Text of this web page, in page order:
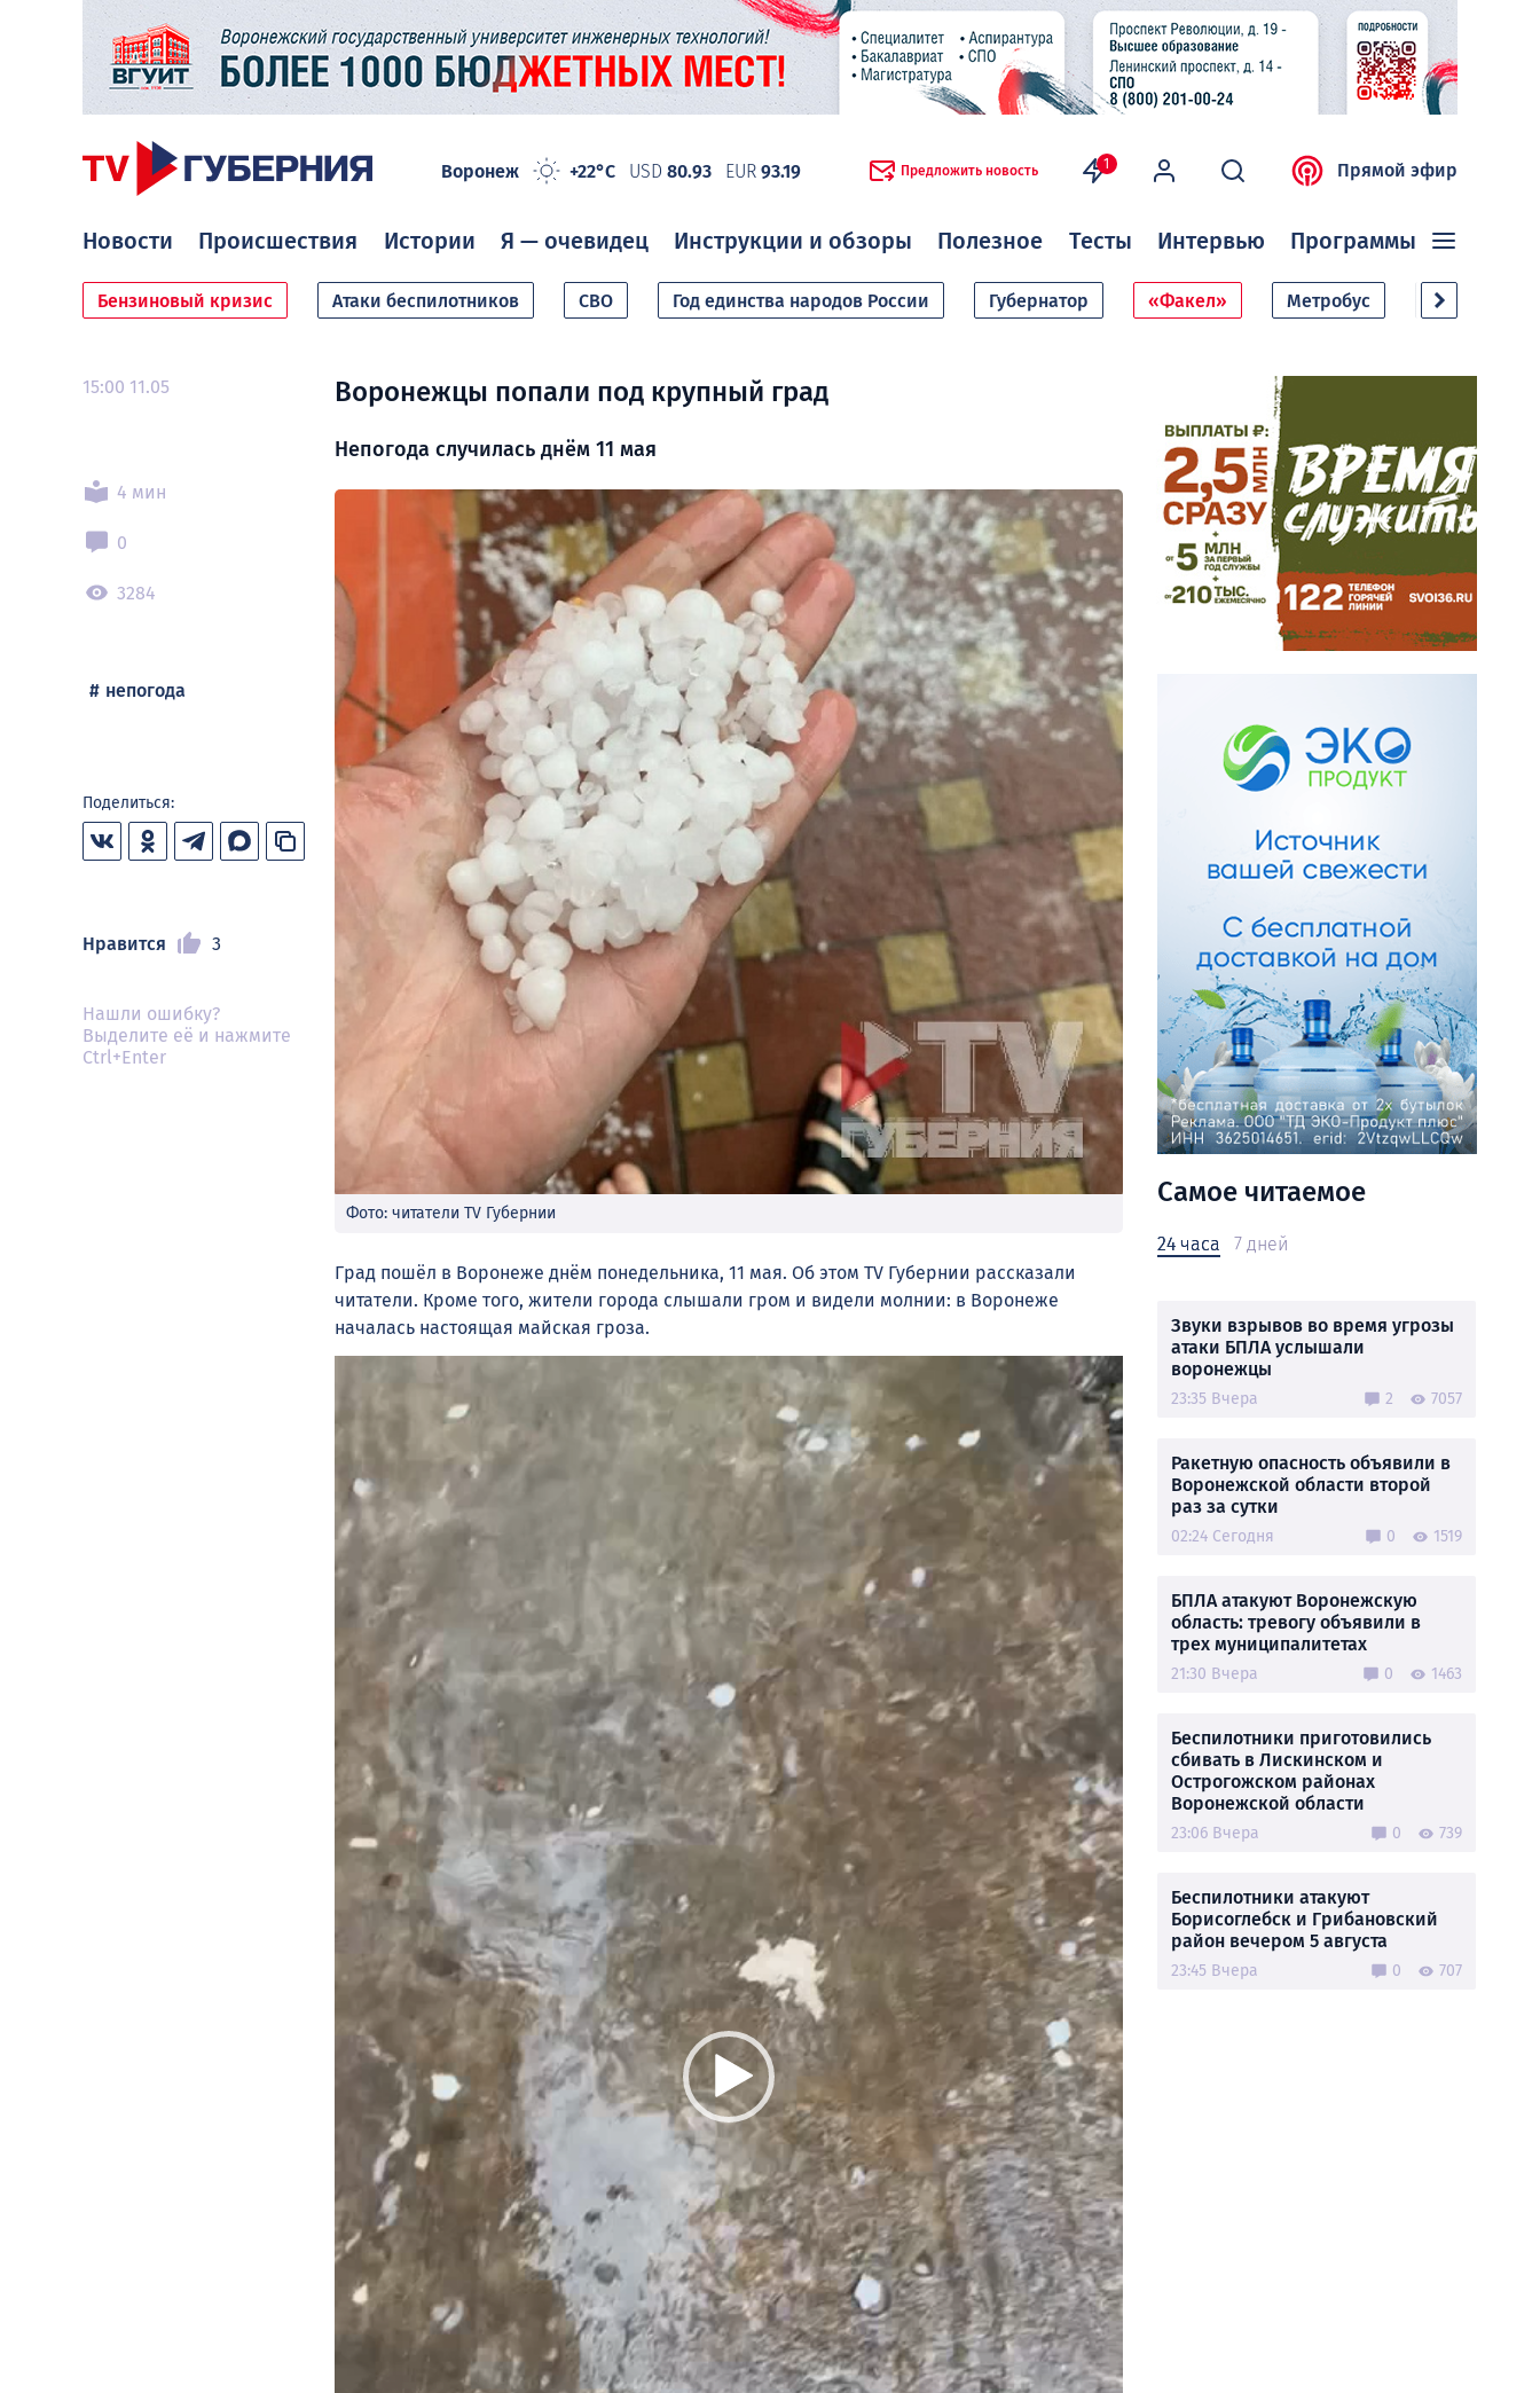
Воронеж +22°C USD 80.93 EUR 93.19 Предложить новость 1 Прямой эфир
Новости Происшествия Истории Я — очевидец Инструкции и обзоры Полезное Тесты Интервью Программы
Бензиновый кризис Атаки беспилотников СВО Год единства народов России Губернатор «Факел» Метробус Дачный
15:00 11.05
4 мин
0
3284
непогода
Поделиться:
Нравится 3
Нашли ошибку?
Выделите её и нажмите
Ctrl+Enter
Воронежцы попали под крупный град
Непогода случилась днём 11 мая
Фото: читатели TV Губернии
Град пошёл в Воронеже днём понедельника, 11 мая. Об этом TV Губернии рассказали
читатели. Кроме того, жители города слышали гром и видели молнии: в Воронеже
началась настоящая майская гроза.
Самое читаемое
24 часа 7 дней
Звуки взрывов во время угрозы
атаки БПЛА услышали
воронежцы
23:35 Вчера 2 7057
Ракетную опасность объявили в
Воронежской области второй
раз за сутки
02:24 Сегодня 0 1519
БПЛА атакуют Воронежскую
область: тревогу объявили в
трех муниципалитетах
21:30 Вчера 0 1463
Беспилотники приготовились
сбивать в Лискинском и
Острогожском районах
Воронежской области
23:06 Вчера 0 739
Беспилотники атакуют
Борисоглебск и Грибановский
район вечером 5 августа
23:45 Вчера 0 707